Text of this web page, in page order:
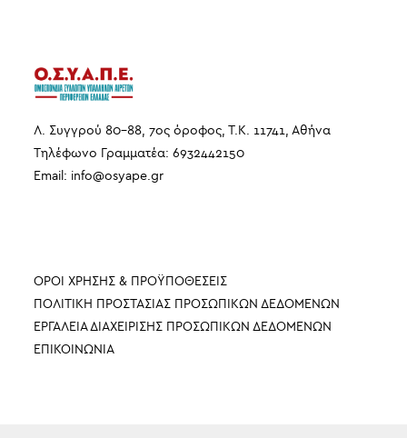
Λ. Συγγρού 80-88, 7ος όροφος, Τ.Κ. 11741, Αθήνα
Τηλέφωνο Γραμματέα: 6932442150
Email: info@osyape.gr
ΟΡΟΙ ΧΡΗΣΗΣ & ΠΡΟΫΠΟΘΕΣΕΙΣ
ΠΟΛΙΤΙΚΗ ΠΡΟΣΤΑΣΙΑΣ ΠΡΟΣΩΠΙΚΩΝ ΔΕΔΟΜΕΝΩΝ
ΕΡΓΑΛΕΙΑ ΔΙΑΧΕΙΡΙΣΗΣ ΠΡΟΣΩΠΙΚΩΝ ΔΕΔΟΜΕΝΩΝ
ΕΠΙΚΟΙΝΩΝΙΑ